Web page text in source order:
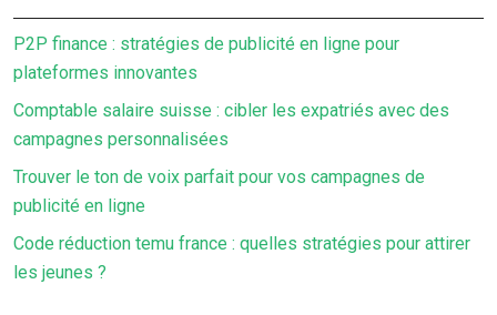
P2P finance : stratégies de publicité en ligne pour
plateformes innovantes
Comptable salaire suisse : cibler les expatriés avec des
campagnes personnalisées
Trouver le ton de voix parfait pour vos campagnes de
publicité en ligne
Code réduction temu france : quelles stratégies pour attirer
les jeunes ?